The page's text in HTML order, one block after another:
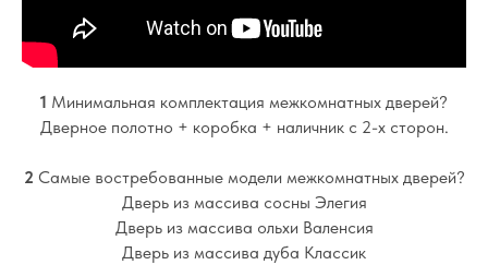
1 Минимальная комплектация межкомнатных дверей?
Дверное полотно + коробка + наличник с 2-х сторон.
2 Самые востребованные модели межкомнатных дверей?
Дверь из массива сосны Элегия
Дверь из массива ольхи Валенсия
Дверь из массива дуба Классик